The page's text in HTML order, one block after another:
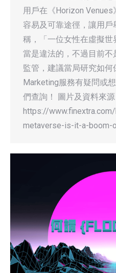
用戶在《Horizon
容易及可靠途徑，讓用
稱，「一位女性在虛擬
當是違法的，不過目前
監管，建議當局研究如
Marketing服務有疑問或
們查詢！ 圖片及資料來源
https://
metaverse-is-it-a-boom-